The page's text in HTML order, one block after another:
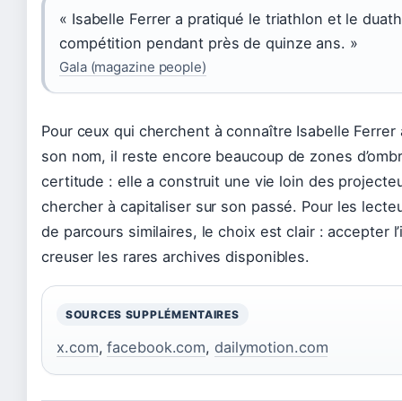
« Isabelle Ferrer a pratiqué le triathlon et le
compétition pendant près de quinze ans. »
Gala (magazine people)
Pour ceux qui cherchent à connaître Isabelle Ferrer
son nom, il reste encore beaucoup de zones
certitude : elle a construit une vie loin des
chercher à capitaliser sur son passé. Pour les
de parcours similaires, le choix est clair : accepter
creuser les rares archives disponibles.
SOURCES SUPPLÉMENTAIRES
x.com,facebook.com, dailymotion.com